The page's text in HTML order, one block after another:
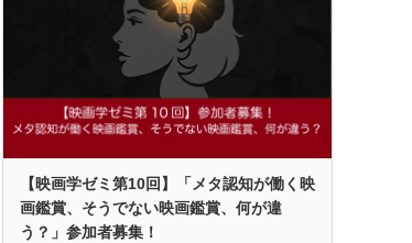
【映画学ゼミ第10回】「メタ認知が働く映
画鑑賞、そうでない映画鑑賞、何が違
う？」参加者募集！